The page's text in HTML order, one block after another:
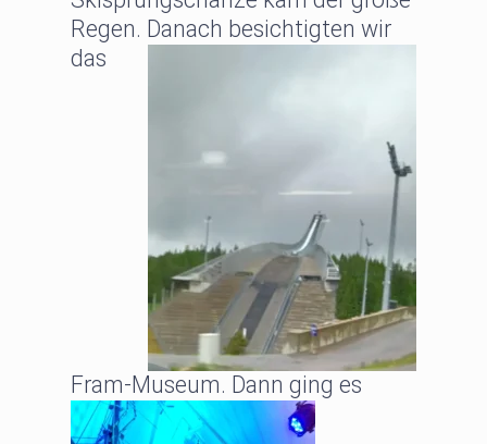
Regen. Danach besichtigten wir
das
Fram-Museum. Dann ging es